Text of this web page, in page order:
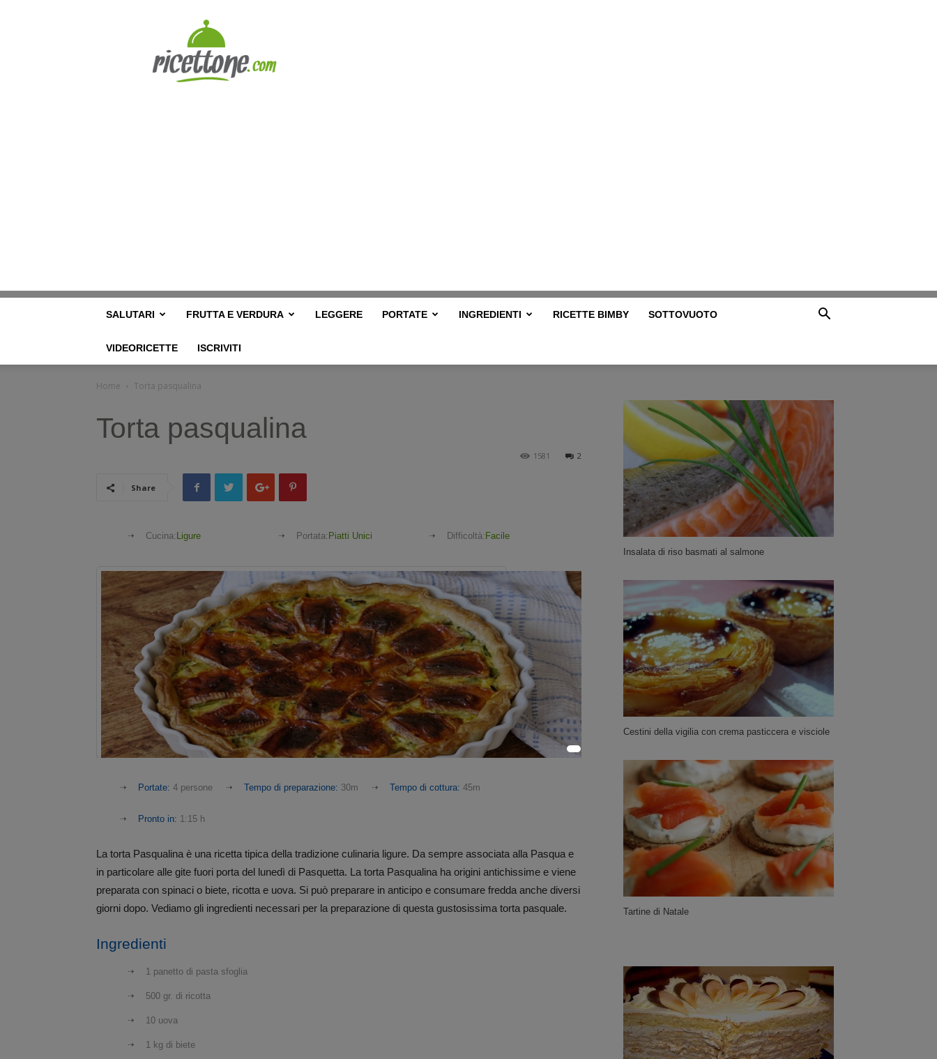
SALUTARI FRUTTA E VERDURA LEGGERE PORTATE INGREDIENTI RICETTE BIMBY SOTTOVUOTO
VIDEORICETTE ISCRIVITI
Home Torta pasqualina
Torta pasqualina
2
1581
Share
Cucina: Ligure Portata: Piatti Unici Difficoltà: Facile
Portate: 4 persone Tempo di preparazione: 30m Tempo di cottura: 45m
Pronto in: 1:15 h
La torta Pasqualina è una ricetta tipica della tradizione culinaria ligure. Da sempre associata alla Pasqua e
in particolare alle gite fuori porta del lunedì di Pasquetta. La torta Pasqualina ha origini antichissime e viene
preparata con spinaci o biete, ricotta e uova. Si può preparare in anticipo e consumare fredda anche diversi
giorni dopo. Vediamo gli ingredienti necessari per la preparazione di questa gustosissima torta pasquale.
Ingredienti
1 panetto di pasta sfoglia
500 gr. di ricotta
10 uova
1 kg di biete
Insalata di riso basmati al salmone
Cestini della vigilia con crema pasticcera e visciole
Tartine di Natale